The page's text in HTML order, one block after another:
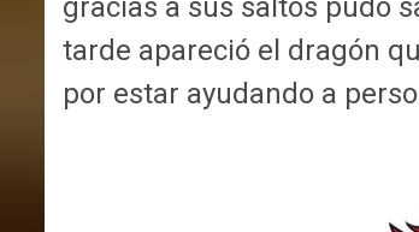
gracias a sus saltos pudo
tarde apareció el dragón
por estar ayudando a